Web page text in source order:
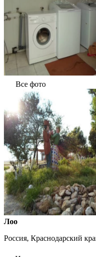
Все фото
Лоо
Россия, Краснодарский